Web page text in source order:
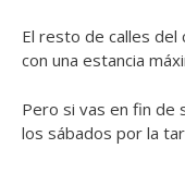
El resto de calles del
con una estancia
Pero si vas en fin de
los sábados por la